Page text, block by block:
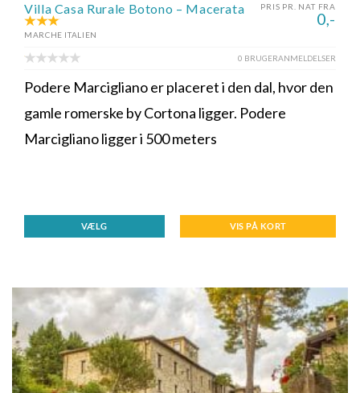
PRIS PR. NAT FRA
0,-
Villa Casa Rurale Botono – Macerata
MARCHE ITALIEN
0 BRUGERANMELDELSER
Podere Marcigliano er placeret i den dal, hvor den
gamle romerske by Cortona ligger. Podere
Marcigliano ligger i 500 meters
VÆLG VIS PÅ KORT